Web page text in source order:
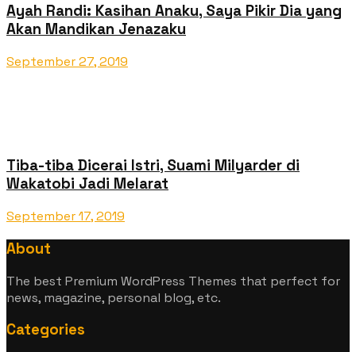
Ayah Randi: Kasihan Anaku, Saya Pikir Dia yang
Akan Mandikan Jenazaku
September 27, 2019
Tiba-tiba Dicerai Istri, Suami Milyarder di
Wakatobi Jadi Melarat
September 17, 2019
About
The best Premium WordPress Themes that perfect for
news, magazine, personal blog, etc.
Categories